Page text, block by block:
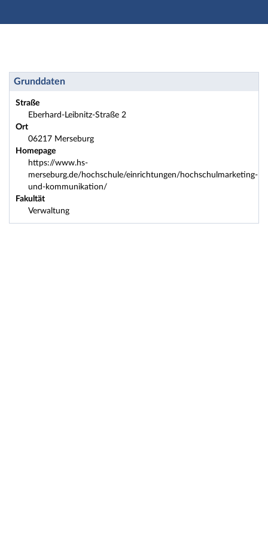
Hauptnavigation
Fußzeile
Einrichtung: Hochschulmarketing und
Grunddaten
Straße
Eberhard-Leibnitz-Straße 2
Ort
06217 Merseburg
Homepage
https://www.hs-
merseburg.de/hochschule/einrichtungen/hochschulmarketing-
und-kommunikation/
Fakultät
Verwaltung